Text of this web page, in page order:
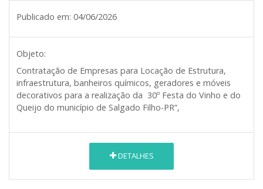
Publicado em: 04/06/2026
Objeto:
Contratação de Empresas para Locação de Estrutura,
infraestrutura, banheiros químicos, geradores e móveis
decorativos para a realização da 30º Festa do Vinho e do
Queijo do município de Salgado Filho-PR”,
DETALHES